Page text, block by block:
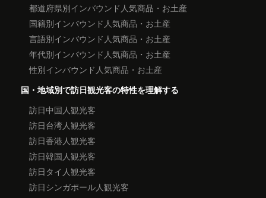
都道府県別インバウンド人気商品・お土産
国籍別インバウンド人気商品・お土産
言語別インバウンド人気商品・お土産
年代別インバウンド人気商品・お土産
性別インバウンド人気商品・お土産
国・地域別で訪日観光客の特性を理解する
訪日中国人観光客
訪日台湾人観光客
訪日香港人観光客
訪日韓国人観光客
訪日タイ人観光客
訪日シンガポール人観光客